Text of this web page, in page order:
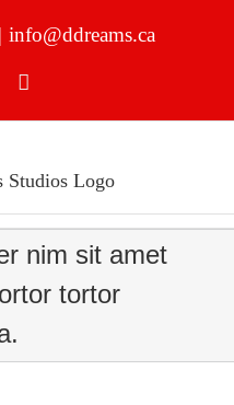
| info@ddreams.ca
LinkedIn
nim sit amet
tortor